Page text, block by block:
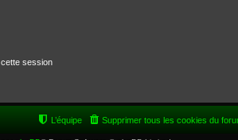
session
Supprimer tous les cookies du
L’équipe